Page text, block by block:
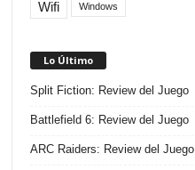
Wifi Windows
Lo Último
Split Fiction: Review del Juego
Battlefield 6: Review del Juego
ARC Raiders: Review del Juego